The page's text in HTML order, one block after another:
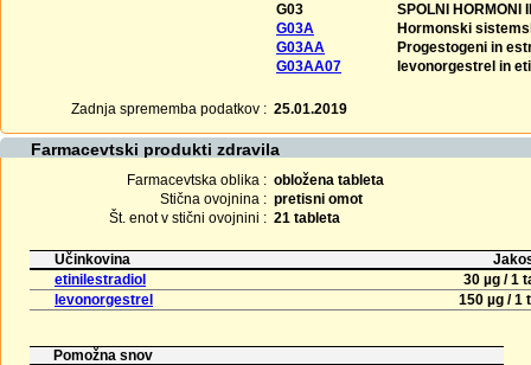
G03
SPOLNI HORMONI
G03A
Hormonski
G03AA
Progestogeni in
G03AA07
levonorgestrel in
Zadnja sprememba podatkov : 25.01.2019
Farmacevtski produkti zdravila
Farmacevtska oblika : obložena tableta
Stična ovojnina : pretisni omot
Št. enot v stični ovojnini : 21 tableta
Učinkovina
etinilestradiol
30 µg / 1
levonorgestrel
150 µg / 1
Pomožna snov